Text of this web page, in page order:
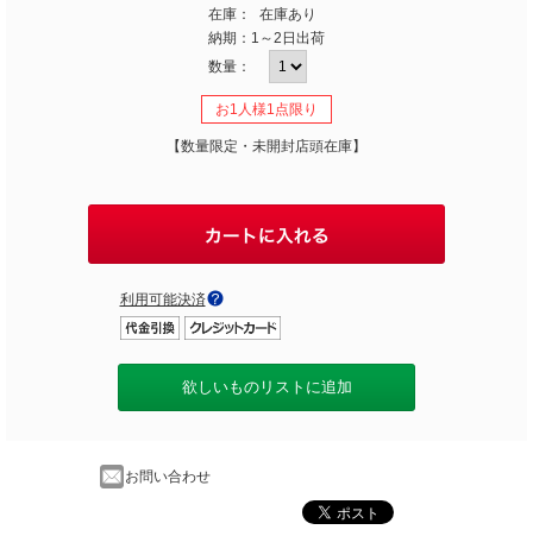
在庫：
在庫あり
納期： 1～2日出荷
数量：
お1人様1点限り
【数量限定・未開封店頭在庫】
利用可能決済
欲しいものリストに追加
お問い合わせ